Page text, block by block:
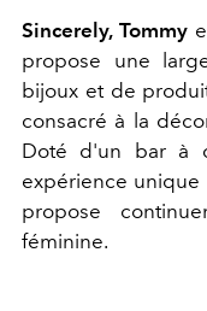
Sincerely, Tommy
propose une
bijoux et de
consacré à la
Doté d'un bar à
expérience unique
propose
féminine.